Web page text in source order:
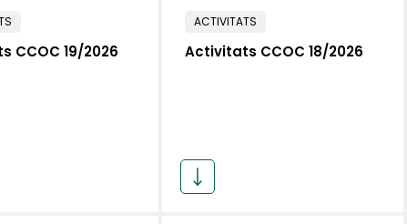
CCOC 19/2026
ACTIVITATS
Activitats CCOC 18/2026